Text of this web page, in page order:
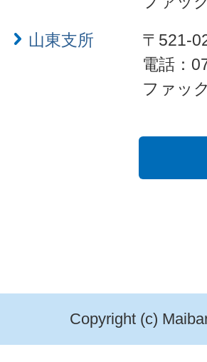
山東支所
〒521-
電話：
ファッ
Copyright (c)